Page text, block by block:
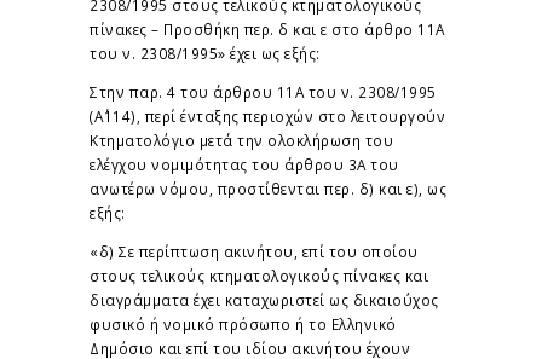
2308/1995 στους τελικούς κτηματολογικούς
πίνακες – Προσθήκη περ. δ και ε στο άρθρο 11Α
του ν. 2308/1995» έχει ως εξής:
Στην παρ. 4 του άρθρου 11Α του ν. 2308/1995
(Α΄114), περί ένταξης περιοχών στο λειτουργούν
Κτηματολόγιο μετά την ολοκλήρωση του
ελέγχου νομιμότητας του άρθρου 3A του
ανωτέρω νόμου, προστίθενται περ. δ) και ε), ως
εξής:
«δ) Σε περίπτωση ακινήτου, επί του οποίου
στους τελικούς κτηματολογικούς πίνακες και
διαγράμματα έχει καταχωριστεί ως δικαιούχος
φυσικό ή νομικό πρόσωπο ή το Ελληνικό
Δημόσιο και επί του ιδίου ακινήτου έχουν